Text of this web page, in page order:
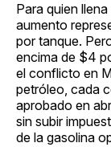
Para quien
aumento
por tanque.
encima de $4
el conflicto en
petróleo, cada
aprobado en
sin subir
de la gasolina